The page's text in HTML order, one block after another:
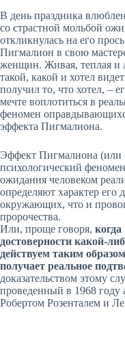
В день праздника
со страстной мольбой
откликнулась на его
Пигмалион в свою
женщин. Живая, теплая и
такой, какой и хотел
получил то, что хотел, –
мечте воплотиться в
феномен
эффекта Пигмалиона.
Эффект Пигмалиона (или
психологический
ожидания человеком
определяют характер его
окружающих, что и
пророчества.
Или, проще говоря,
достоверности какой-
действуем таким
получает реальное
доказательством этому
проведенный в 1968 году
Робертом Розенталем и